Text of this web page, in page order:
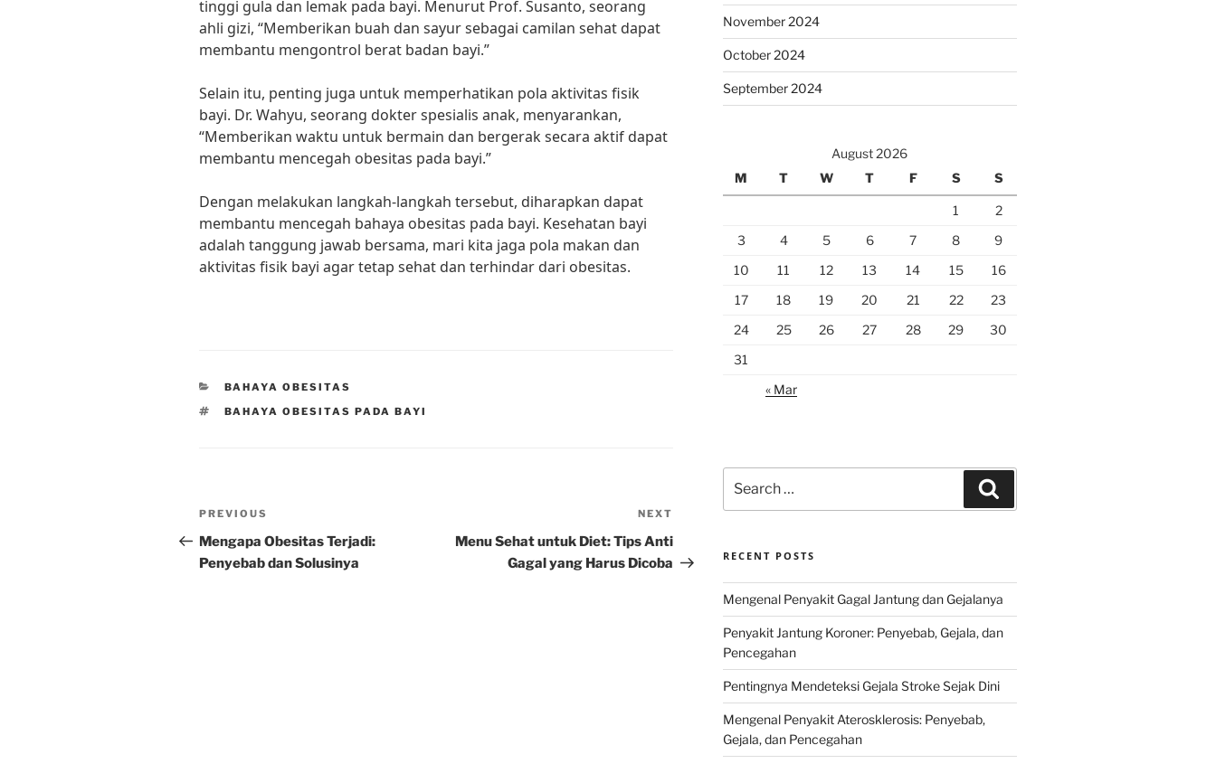
tinggi gula dan lemak pada bayi. Menurut Prof. Susanto, seorang
ahli gizi, “Memberikan buah dan sayur sebagai camilan sehat dapat
membantu mengontrol berat badan bayi.”
Selain itu, penting juga untuk memperhatikan pola aktivitas fisik
bayi. Dr. Wahyu, seorang dokter spesialis anak, menyarankan,
“Memberikan waktu untuk bermain dan bergerak secara aktif dapat
membantu mencegah obesitas pada bayi.”
Dengan melakukan langkah-langkah tersebut, diharapkan dapat
membantu mencegah bahaya obesitas pada bayi. Kesehatan bayi
adalah tanggung jawab bersama, mari kita jaga pola makan dan
aktivitas fisik bayi agar tetap sehat dan terhindar dari obesitas.
CATEGORIES
BAHAYA OBESITAS
TAGS
BAHAYA OBESITAS PADA BAYI
Post
navigation
Previous
Post
PREVIOUS
Mengapa Obesitas Terjadi:
Penyebab dan Solusinya
Post
NEXT
Menu Sehat untuk Diet: Tips Anti
Gagal yang Harus Dicoba
November 2024
October 2024
September 2024
August 2026
M
T W T F S S
1
2
3
4 5 6 7 8
9
10
11 12 13 14 15
16
17
18 19 20 21 22
23
24
25 26 27 28 29
30
31
« Mar
for:
RECENT POSTS
Mengenal Penyakit Gagal Jantung dan Gejalanya
Penyakit Jantung Koroner: Penyebab, Gejala, dan
Pencegahan
Pentingnya Mendeteksi Gejala Stroke Sejak Dini
Mengenal Penyakit Aterosklerosis: Penyebab,
Gejala, dan Pencegahan